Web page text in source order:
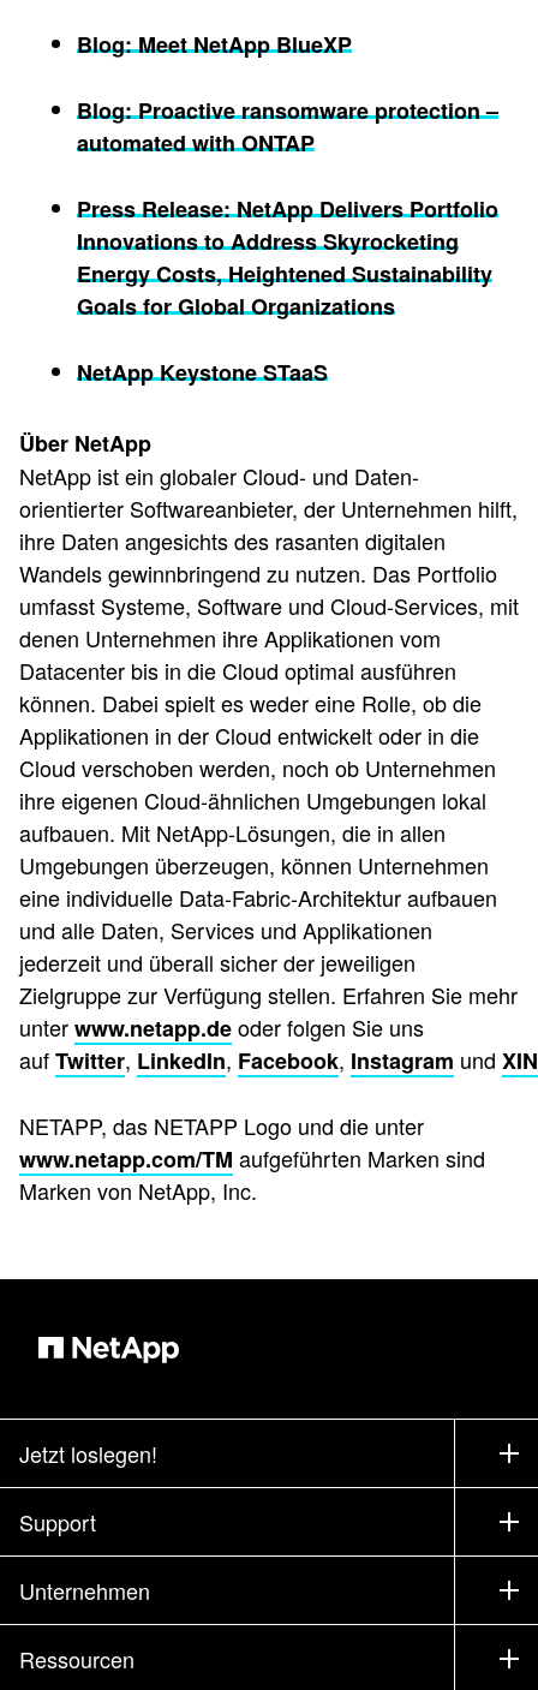
Blog: Meet NetApp BlueXP
Blog: Proactive ransomware protection –
automated with ONTAP
Press Release: NetApp Delivers Portfolio
Innovations to Address Skyrocketing
Energy Costs, Heightened Sustainability
Goals for Global Organizations
NetApp Keystone STaaS
Über NetApp
NetApp ist ein globaler Cloud- und Daten-
orientierter Softwareanbieter, der Unternehmen hilft,
ihre Daten angesichts des rasanten digitalen
Wandels gewinnbringend zu nutzen. Das Portfolio
umfasst Systeme, Software und Cloud-Services, mit
denen Unternehmen ihre Applikationen vom
Datacenter bis in die Cloud optimal ausführen
können. Dabei spielt es weder eine Rolle, ob die
Applikationen in der Cloud entwickelt oder in die
Cloud verschoben werden, noch ob Unternehmen
ihre eigenen Cloud-ähnlichen Umgebungen lokal
aufbauen. Mit NetApp-Lösungen, die in allen
Umgebungen überzeugen, können Unternehmen
eine individuelle Data-Fabric-Architektur aufbauen
und alle Daten, Services und Applikationen
jederzeit und überall sicher der jeweiligen
Zielgruppe zur Verfügung stellen. Erfahren Sie mehr
unterwww.netapp.deoder folgen Sie uns
aufTwitter, LinkedIn, Facebook, Instagram und
NETAPP, das NETAPP Logo und die unter
www.netapp.com/TM aufgeführten Marken sind
Marken von NetApp, Inc.
Jetzt loslegen!
Bezugsquellen
Vertrieb kontaktieren
Partner finden
Support
Support
Training
Dokumentation
Unternehmen
Unternehmen
Ressourcen